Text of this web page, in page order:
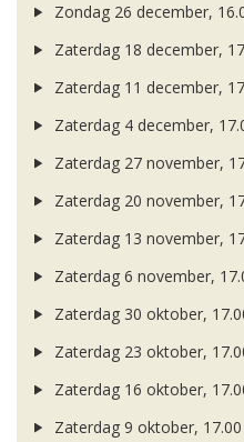
Zondag 26 december,
Zaterdag 18 december,
Zaterdag 11 december,
Zaterdag 4 december,
Zaterdag 27 november,
Zaterdag 20 november,
Zaterdag 13 november,
Zaterdag 6 november,
Zaterdag 30 oktober,
Zaterdag 23 oktober,
Zaterdag 16 oktober,
Zaterdag 9 oktober,